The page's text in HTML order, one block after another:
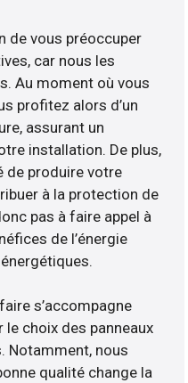
de vous préoccuper
car nous les
Au moment où vous
profitez alors d’un
assurant un
installation. De plus,
de produire votre
à la protection de
pas à faire appel à
de l’énergie
s’accompagne
le choix des panneaux
Notamment, nous
qualité change la